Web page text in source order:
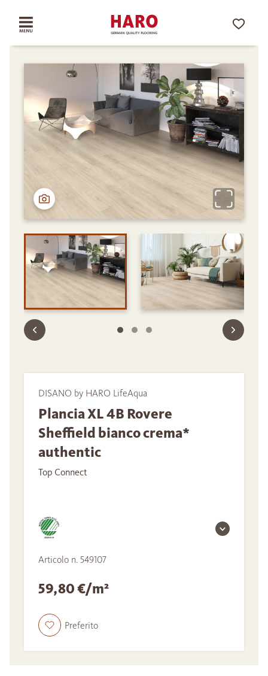
DISANO by HARO LifeAqua
Plancia XL 4B Rovere
Sheffield bianco crema*
authentic
Top Connect
Articolo n. 549107
59,80 €/m²
Preferito